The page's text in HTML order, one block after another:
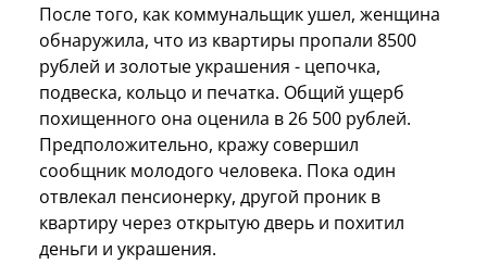
После того, как коммунальщик ушел, женщина
обнаружила, что из квартиры пропали 8500
рублей и золотые украшения - цепочка,
подвеска, кольцо и печатка. Общий ущерб
похищенного она оценила в 26 500 рублей.
Предположительно, кражу совершил
сообщник молодого человека. Пока один
отвлекал пенсионерку, другой проник в
квартиру через открытую дверь и похитил
деньги и украшения.